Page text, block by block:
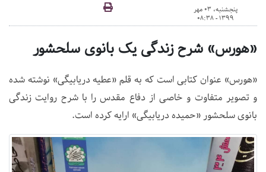
پنجشنبه، 03 مهر
1399 - 08:38
«هورس» شرح زندگی یک بانوی سلحشور
«هورس» عنوان کتابی است که به قلم «عطیه دریابیگی» نوشته شده
و تصویر متفاوت و خاصی از دفاع مقدس را با شرح روایت زندگی
بانوی سلحشور «حمیده دریابیگی» ارایه کرده است.